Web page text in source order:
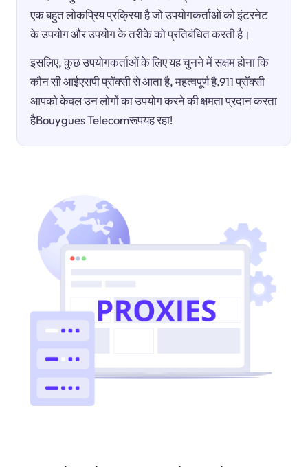
एक बहुत लोकप्रिय प्रक्रिया है जो उपयोगकर्ताओं को इंटरनेट
के उपयोग और उपयोग के तरीके को प्रतिबंधित करती है।
इसलिए, कुछ उपयोगकर्ताओं के लिए यह चुनने में सक्षम होना कि
कौन सी आईएसपी प्रॉक्सी से आता है, महत्वपूर्ण है.911 प्रॉक्सी
आपको केवल उन लोगों का उपयोग करने की क्षमता प्रदान करता
हैBouygues Telecomरूपयह रहा!